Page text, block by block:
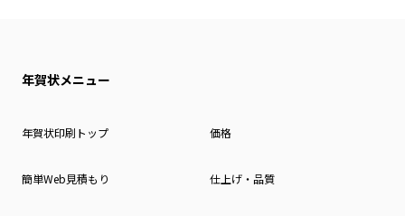
年賀状メニュー
年賀状印刷トップ 価格
簡単Web見積もり 仕上げ・品質